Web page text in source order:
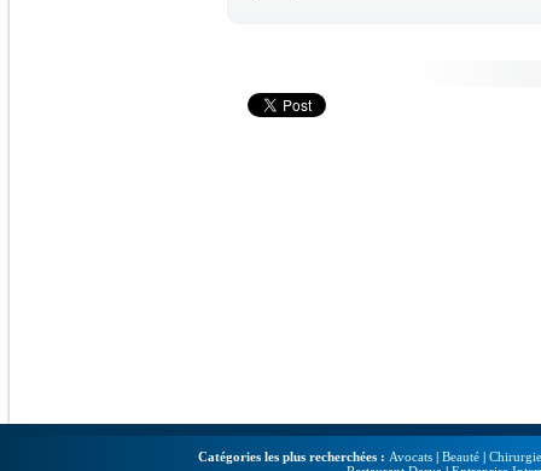
Catégories les plus recherchées : Avocats | Beauté |